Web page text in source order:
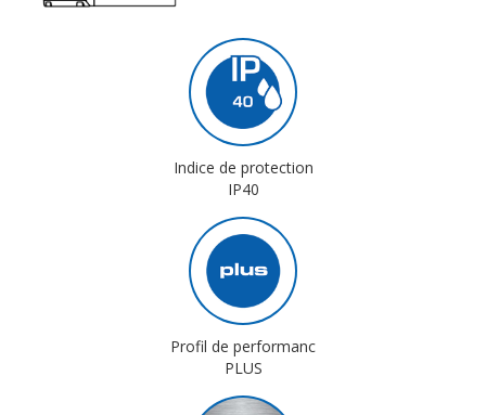
Indice de protection
IP40
Profil de performanc
PLUS